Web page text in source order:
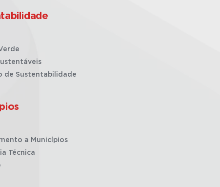
de Sustentabilidade
a Municípios
Técnica